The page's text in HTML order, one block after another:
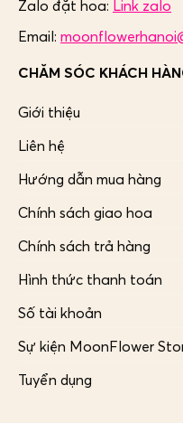
Zalo đặt hoa: Link zalo
Email:
CHĂM SÓC KHÁCH
Giới thiệu
Liên hệ
Hướng dẫn mua hàng
Chính sách giao hoa
Chính sách trả hàng
Hình thức thanh toán
Số tài khoản
Sự kiện MoonFlower
Tuyển dụng